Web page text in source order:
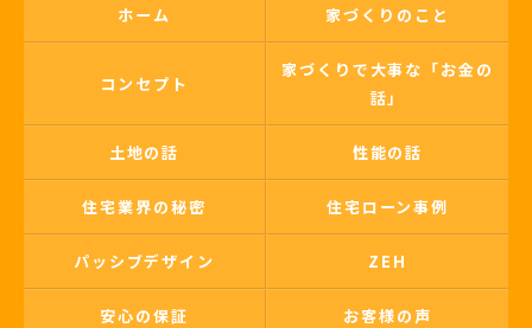
ホーム 家づくりのこと
コンセプト
家づくりで大事な「お金の
話」
土地の話 性能の話
住宅業界の秘密 住宅ローン事例
パッシブデザイン ZEH
安心の保証 お客様の声